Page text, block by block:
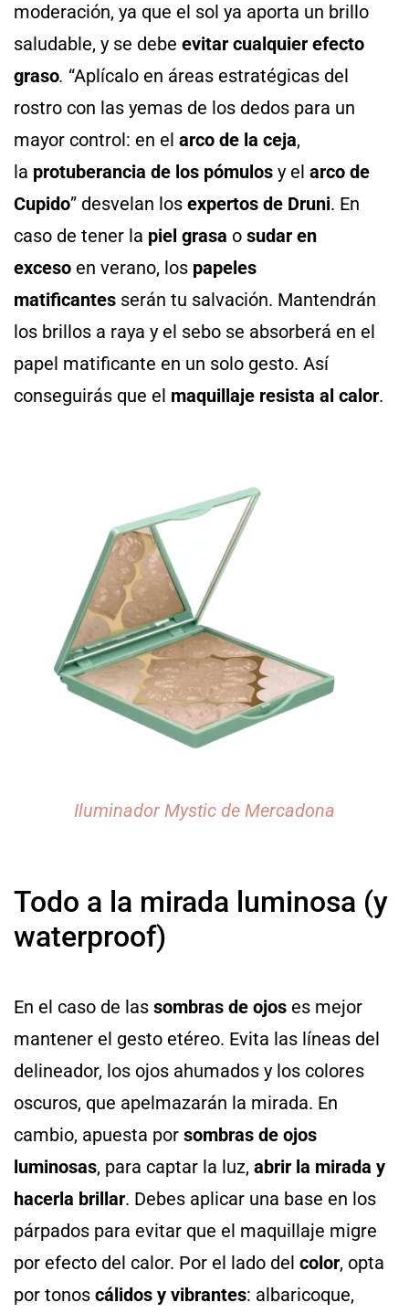
moderación, ya que el sol ya aporta un brillo
saludable, y se debe evitar cualquier efecto
graso. “Aplícalo en áreas estratégicas del
rostro con las yemas de los dedos para un
mayor control: en el arco de la ceja,
la protuberancia de los pómulos y el arco de
Cupido” desvelan los expertos de Druni. En
caso de tener la piel grasa o sudar en
exceso en verano, los papeles
matificantes serán tu salvación. Mantendrán
los brillos a raya y el sebo se absorberá en el
papel matificante en un solo gesto. Así
conseguirás que el maquillaje resista al calor.
Iluminador Mystic de Mercadona
Todo a la mirada luminosa (y
waterproof)
En el caso de las sombras de ojos es mejor
mantener el gesto etéreo. Evita las líneas del
delineador, los ojos ahumados y los colores
oscuros, que apelmazarán la mirada. En
cambio, apuesta por sombras de ojos
luminosas, para captar la luz, abrir la mirada y
hacerla brillar. Debes aplicar una base en los
párpados para evitar que el maquillaje migre
por efecto del calor. Por el lado del color, opta
por tonos cálidos y vibrantes: albaricoque,